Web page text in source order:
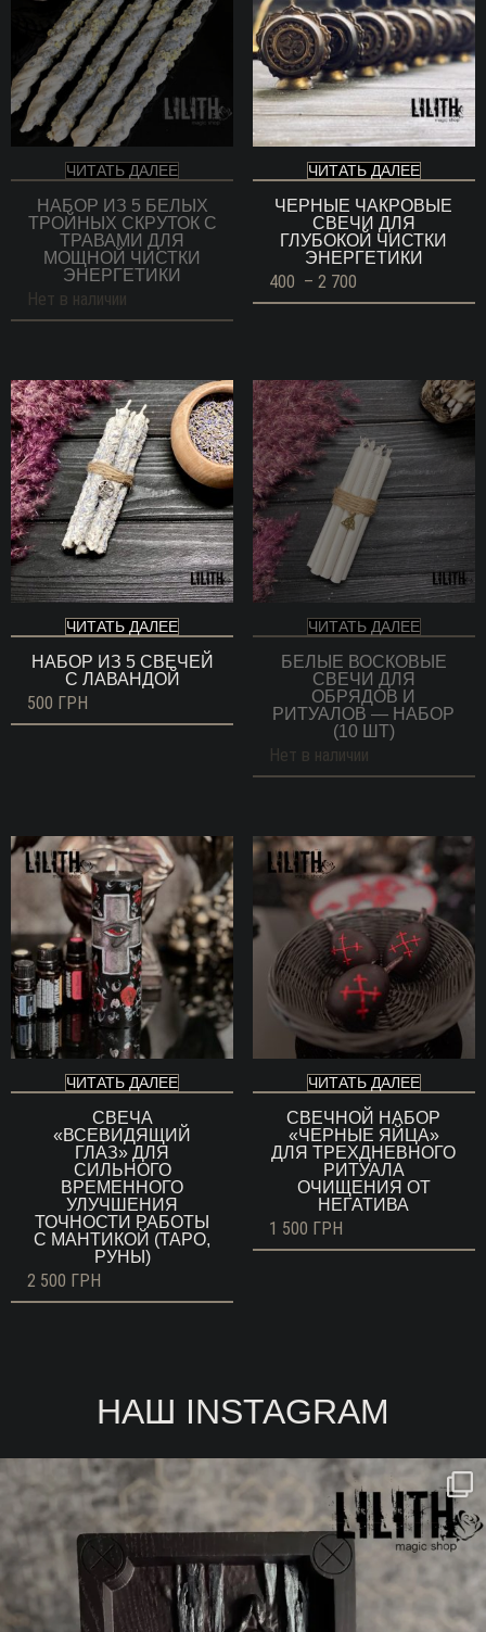
ЧИТАТЬ ДАЛЕЕ
НАБОР ИЗ 5 БЕЛЫХ
ТРОЙНЫХ СКРУТОК С
ТРАВАМИ ДЛЯ
МОЩНОЙ ЧИСТКИ
ЭНЕРГЕТИКИ
Нет в наличии
ЧИТАТЬ ДАЛЕЕ
ЧЕРНЫЕ ЧАКРОВЫЕ
СВЕЧИ ДЛЯ
ГЛУБОКОЙ ЧИСТКИ
ЭНЕРГЕТИКИ
400 – 2 700
цен:
ЧИТАТЬ ДАЛЕЕ
НАБОР ИЗ 5 СВЕЧЕЙ
С ЛАВАНДОЙ
500 ГРН
ЧИТАТЬ ДАЛЕЕ
БЕЛЫЕ ВОСКОВЫЕ
СВЕЧИ ДЛЯ
ОБРЯДОВ И
РИТУАЛОВ — НАБОР
(10 ШТ)
Нет в наличии
ЧИТАТЬ ДАЛЕЕ
СВЕЧА
«ВСЕВИДЯЩИЙ
ГЛАЗ» ДЛЯ
СИЛЬНОГО
ВРЕМЕННОГО
УЛУЧШЕНИЯ
ТОЧНОСТИ РАБОТЫ
С МАНТИКОЙ (ТАРО,
РУНЫ)
2 500 ГРН
ЧИТАТЬ ДАЛЕЕ
СВЕЧНОЙ НАБОР
«ЧЕРНЫЕ ЯЙЦА»
ДЛЯ ТРЕХДНЕВНОГО
РИТУАЛА
ОЧИЩЕНИЯ ОТ
НЕГАТИВА
1 500 ГРН
НАШ INSTAGRAM